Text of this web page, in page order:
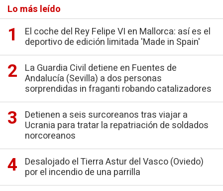
Lo más leído
El coche del Rey Felipe VI en Mallorca: así es el
deportivo de edición limitada 'Made in Spain'
La Guardia Civil detiene en Fuentes de
Andalucía (Sevilla) a dos personas
sorprendidas in fraganti robando catalizadores
Detienen a seis surcoreanos tras viajar a
Ucrania para tratar la repatriación de soldados
norcoreanos
Desalojado el Tierra Astur del Vasco (Oviedo)
por el incendio de una parrilla